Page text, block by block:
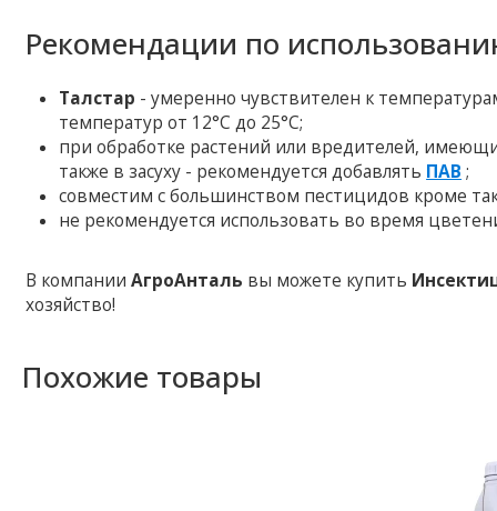
Рекомендации по
Талстар - умеренно чувствителен к
температур от 12°C до 25°С;
при обработке растений или вредителей,
также в засуху - рекомендуется добавлять ПАВ ;
совместим с большинством пестицидов кроме
не рекомендуется использовать во время
В компанииАгроАнталь вы можете купить
хозяйство!
Похожие товары